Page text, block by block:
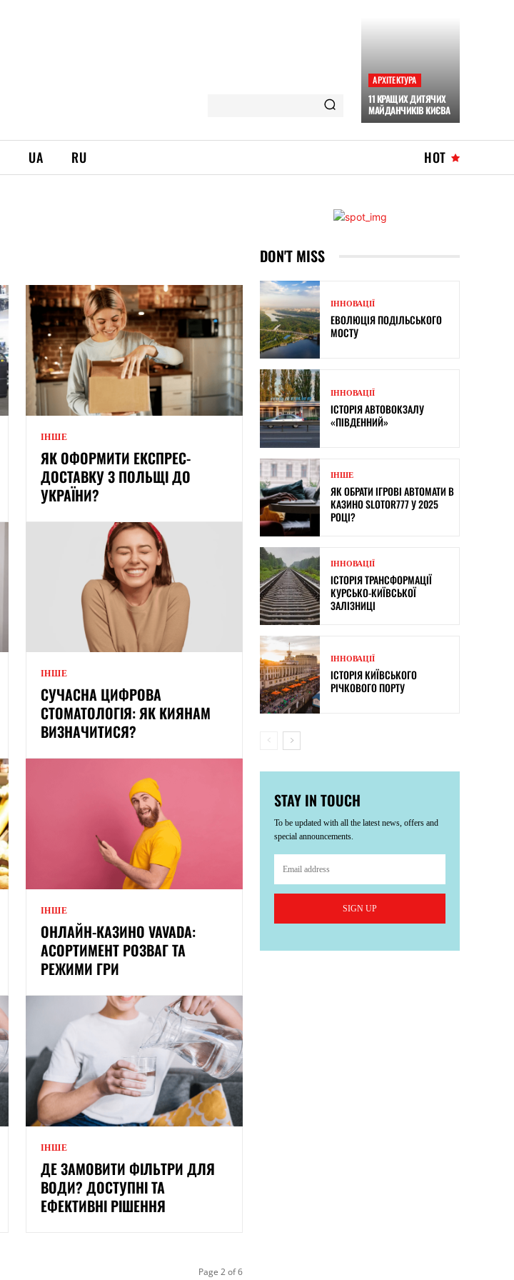
АРХІТЕКТУРА
11 КРАЩИХ ДИТЯЧИХ
МАЙДАНЧИКІВ КИЄВА
UA RU HOT
ІНШЕ
ЯК ОФОРМИТИ ЕКСПРЕС-
ДОСТАВКУ З ПОЛЬЩІ ДО
УКРАЇНИ?
ІНШЕ
СУЧАСНА ЦИФРОВА
СТОМАТОЛОГІЯ: ЯК КИЯНАМ
ВИЗНАЧИТИСЯ?
ІНШЕ
ОНЛАЙН-КАЗИНО VAVADA:
АСОРТИМЕНТ РОЗВАГ ТА
РЕЖИМИ ГРИ
ІНШЕ
ДЕ ЗАМОВИТИ ФІЛЬТРИ ДЛЯ
ВОДИ? ДОСТУПНІ ТА
ЕФЕКТИВНІ РІШЕННЯ
Page 2 of 6
DON'T MISS
ІННОВАЦІЇ
ЕВОЛЮЦІЯ ПОДІЛЬСЬКОГО
МОСТУ
ІННОВАЦІЇ
ІСТОРІЯ АВТОВОКЗАЛУ
«ПІВДЕННИЙ»
ІНШЕ
ЯК ОБРАТИ ІГРОВІ АВТОМАТИ В
КАЗИНО SLOTOR777 У 2025
РОЦІ?
ІННОВАЦІЇ
ІСТОРІЯ ТРАНСФОРМАЦІЇ
КУРСЬКО-КИЇВСЬКОЇ
ЗАЛІЗНИЦІ
ІННОВАЦІЇ
ІСТОРІЯ КИЇВСЬКОГО
РІЧКОВОГО ПОРТУ
STAY IN TOUCH
To be updated with all the latest news, offers and
special announcements.
SIGN UP